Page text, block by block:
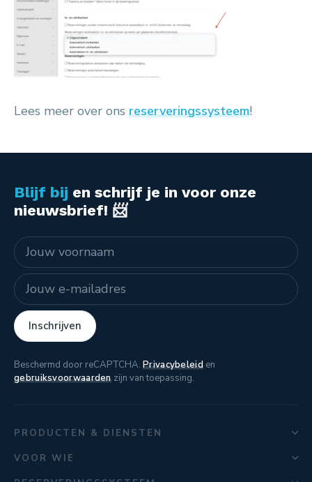
Lees meer over ons reserveringssysteem!
Blijf bij en schrijf je in voor onze
nieuwsbrief! 📨
Naam
E-mailadres
Inschrijven
Beschermd door reCAPTCHA. Privacybeleiden
gebruiksvoorwaardenzijn van toepassing.
PRODUCTEN & DIENSTEN
VOOR WIE